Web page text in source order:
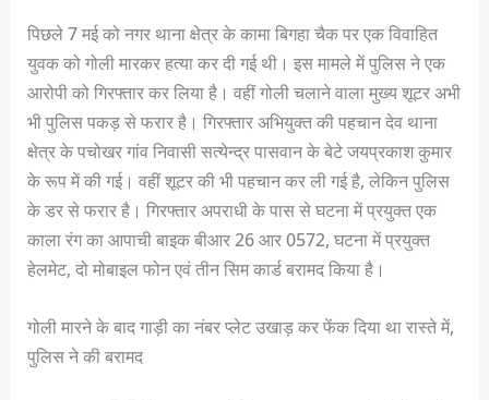
पिछले 7 मई को नगर थाना क्षेत्र के कामा बिगहा चैक पर एक विवाहित
युवक को गोली मारकर हत्या कर दी गई थी। इस मामले में पुलिस ने एक
आरोपी को गिरफ्तार कर लिया है। वहीं गोली चलाने वाला मुख्य शूटर अभी
भी पुलिस पकड़ से फरार है। गिरफ्तार अभियुक्त की पहचान देव थाना
क्षेत्र के पचोखर गांव निवासी सत्येन्द्र पासवान के बेटे जयप्रकाश कुमार
के रूप में की गई। वहीं शूटर की भी पहचान कर ली गई है, लेकिन पुलिस
के डर से फरार है। गिरफ्तार अपराधी के पास से घटना में प्रयुक्त एक
काला रंग का आपाची बाइक बीआर 26 आर 0572, घटना में प्रयुक्त
हेलमेट, दो मोबाइल फोन एवं तीन सिम कार्ड बरामद किया है।
गोली मारने के बाद गाड़ी का नंबर प्लेट उखाड़ कर फेंक दिया था रास्ते में,
पुलिस ने की बरामद